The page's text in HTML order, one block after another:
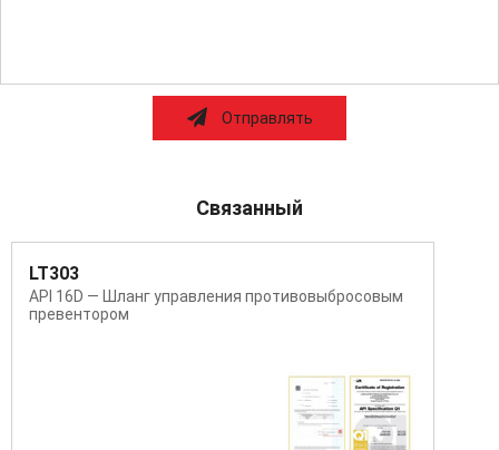
Отправлять
Связанный
LT301 F
LT301 F сверхизносостойкий шланг